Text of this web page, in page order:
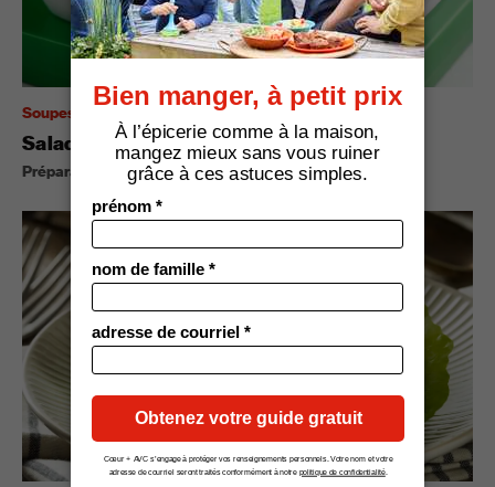
Soupes et salades
Salade de tomates et fèves germées
Préparation : 10 110cal portions4